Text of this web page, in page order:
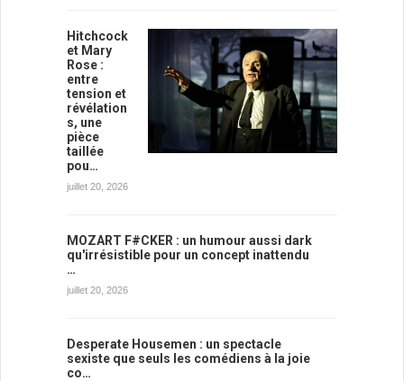
Hitchcock
et Mary
Rose :
entre
tension et
révélation
s, une
pièce
taillée
pou…
juillet 20, 2026
MOZART F#CKER : un humour aussi dark
qu'irrésistible pour un concept inattendu
…
juillet 20, 2026
Desperate Housemen : un spectacle
sexiste que seuls les comédiens à la joie
co…